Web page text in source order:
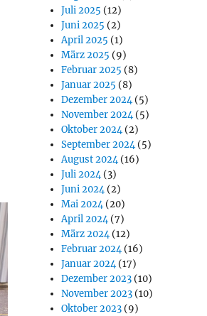
Juli 2025 (12)
Juni 2025 (2)
April 2025 (1)
März 2025 (9)
Februar 2025 (8)
Januar 2025 (8)
Dezember 2024(5)
November 2024(5)
Oktober 2024(2)
September 2024(5)
August 2024(16)
Juli 2024(3)
Juni 2024(2)
Mai 2024(20)
April 2024(7)
März 2024(12)
Februar 2024(16)
Januar 2024(17)
Dezember 2023 (10)
November 2023 (10)
Oktober 2023 (9)